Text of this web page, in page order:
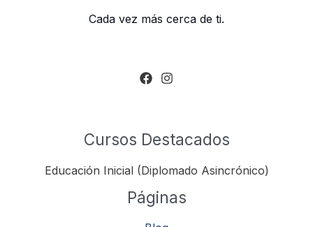
Cada vez más cerca de ti.
Cursos Destacados
Educación Inicial (Diplomado Asincrónico)
Páginas